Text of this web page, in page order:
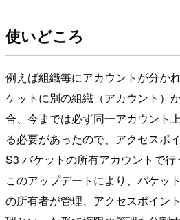
使いどころ
例えば組織毎にアカウントが分か
ケットに別の組織（アカウント）
合、今までは必ず同一アカウント
る必要があったので、アクセスポ
S3 バケットの所有アカウントで行
このアップデートにより、バケッ
の所有者が管理、アクセスポイン